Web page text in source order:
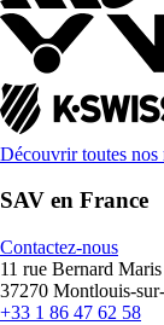
Découvrir toutes nos
SAV en France
Contactez-nous
11 rue Bernard Maris
37270 Montlouis-
+33 1 86 47 62 58